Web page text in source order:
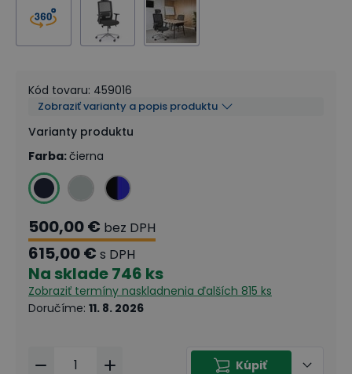
Kód tovaru: 459016
Zobraziť varianty a popis produktu
Varianty produktu
Farba:čierna
500,00 € bez DPH
615,00 € s DPH
Na sklade746 ks
Zobraziť termíny naskladnenia ďalších 815 ks
Doručíme: 11. 8. 2026
Kúpiť